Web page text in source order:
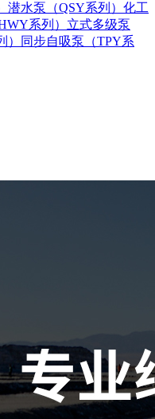
潜水泵（QSY系列） 化工
系列） 立式多级泵
同步自吸泵（TPY系